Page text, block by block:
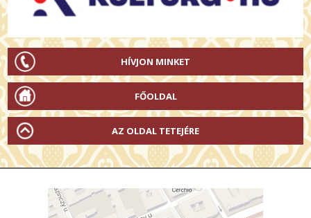
HÍVJON MINKET
FŐOLDAL
AZ OLDAL TETEJÉRE